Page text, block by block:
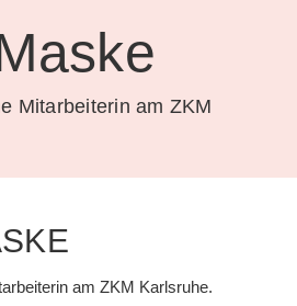
Mitarbeiterin am ZKM
am ZKM Karlsruhe.